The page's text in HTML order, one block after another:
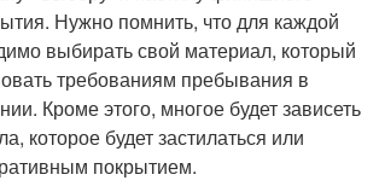
Нужно помнить, что для каждой
выбирать свой материал, который
требованиям пребывания в
Кроме этого, многое будет зависеть
которое будет застилаться или
покрытием.